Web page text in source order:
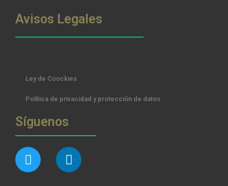
Avisos Legales
Ley de Coockies
Política de privacidad y protección de datos
Síguenos